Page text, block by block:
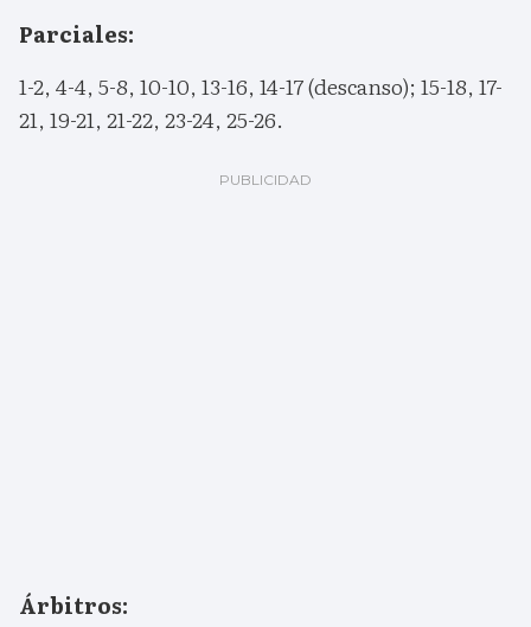
Parciales:
1-2, 4-4, 5-8, 10-10, 13-16, 14-17 (descanso); 15-18, 17-
21, 19-21, 21-22, 23-24, 25-26.
Árbitros: